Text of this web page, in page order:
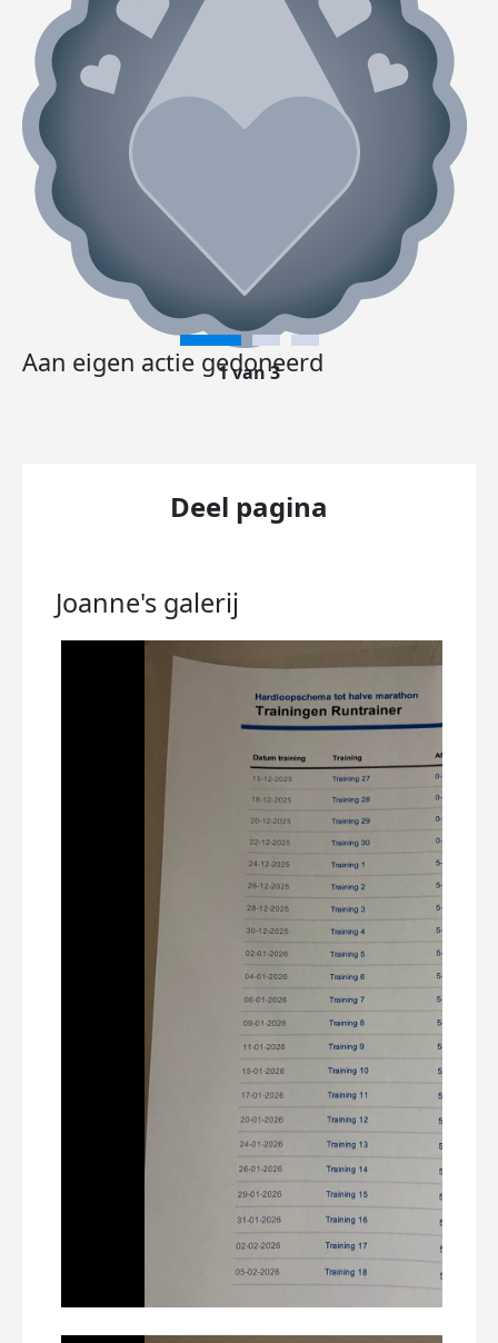
Aan eigen actie gedoneerd
1 van 3
Deel pagina
Joanne's galerij